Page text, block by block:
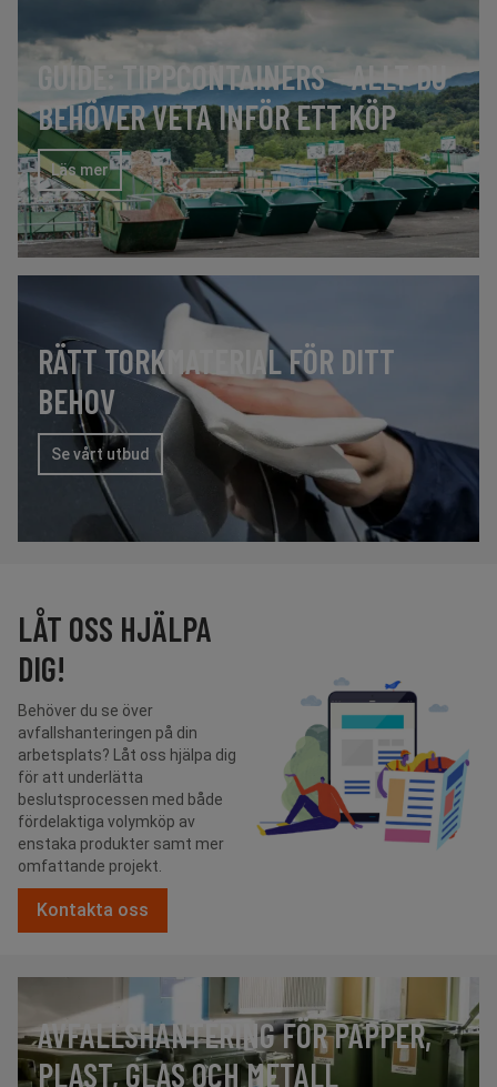
GUIDE: TIPPCONTAINERS – ALLT DU
BEHÖVER VETA INFÖR ETT KÖP
Läs mer
RÄTT TORKMATERIAL FÖR DITT
BEHOV
Se vårt utbud
LÅT OSS HJÄLPA
DIG!
Behöver du se över
avfallshanteringen på din
arbetsplats? Låt oss hjälpa dig
för att underlätta
beslutsprocessen med både
fördelaktiga volymköp av
enstaka produkter samt mer
omfattande projekt.
Kontakta oss
AVFALLSHANTERING FÖR PAPPER,
PLAST, GLAS OCH METALL